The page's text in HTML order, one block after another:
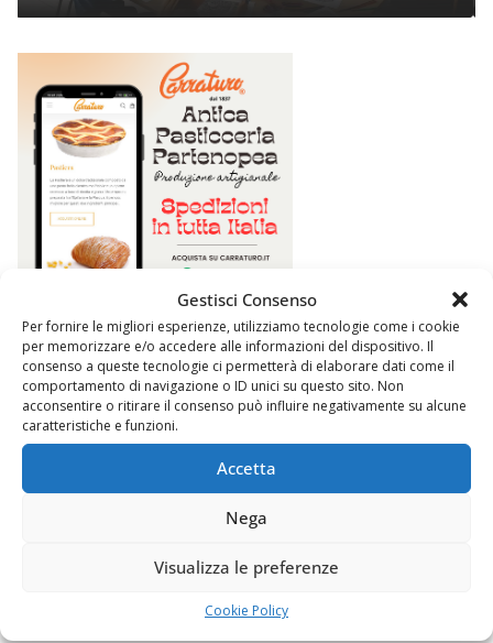
Gestisci Consenso
Per fornire le migliori esperienze, utilizziamo tecnologie come i cookie
per memorizzare e/o accedere alle informazioni del dispositivo. Il
consenso a queste tecnologie ci permetterà di elaborare dati come il
comportamento di navigazione o ID unici su questo sito. Non
acconsentire o ritirare il consenso può influire negativamente su alcune
caratteristiche e funzioni.
Accetta
Nega
Visualizza le preferenze
Cookie Policy